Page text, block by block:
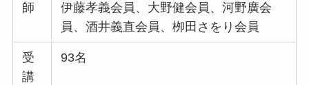
師
伊藤孝義会員、大野健会員、河野廣会
員、酒井義直会員、栁田さをり会員
受
講
93名